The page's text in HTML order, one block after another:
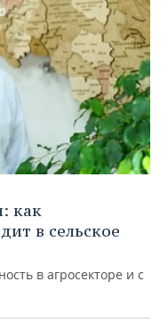
как
в сельское
в агросекторе и с